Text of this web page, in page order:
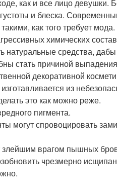
как и все лицо девушки.
и блеска.
как того требует мода.
химических
средства,
стать причиной
декоративной
из
это как можно реже.
пигмента.
могут спровоцировать
врагом пышных
чрезмерно